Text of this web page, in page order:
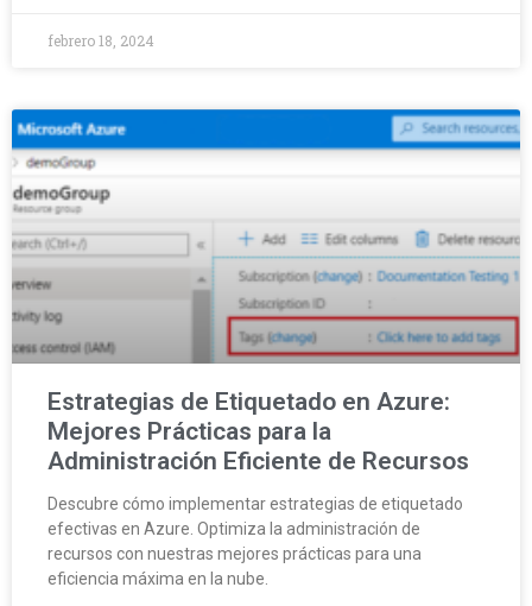
febrero 18, 2024
Estrategias de Etiquetado en Azure:
Mejores Prácticas para la
Administración Eficiente de Recursos
Descubre cómo implementar estrategias de etiquetado
efectivas en Azure. Optimiza la administración de
recursos con nuestras mejores prácticas para una
eficiencia máxima en la nube.